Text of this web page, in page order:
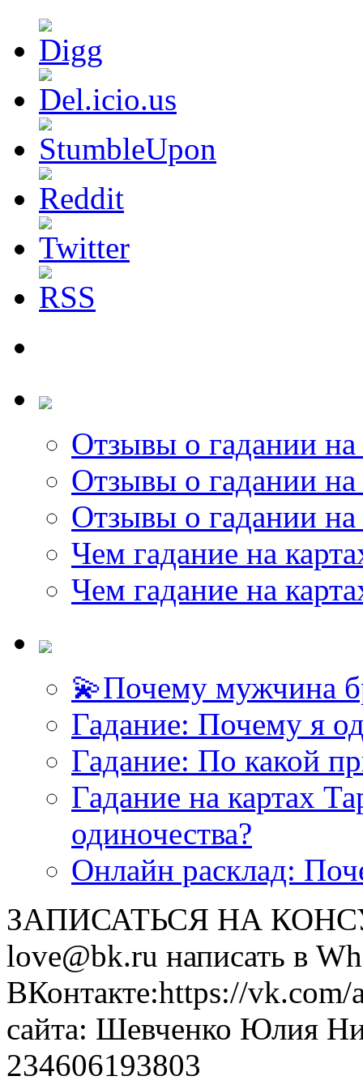
Отзывы о гадании на
Отзывы о гадании на
Отзывы о гадании на
Чем гадание на
Чем гадание на
💫Почему мужчина
Гадание: Почему я
Гадание: По какой
Гадание на картах
одиночества?
Онлайн расклад:
ЗАПИСАТЬСЯ НА
love@bk.ru написать в
ВКонтакте:https://
сайта: Шевченко Юлия
234606193803